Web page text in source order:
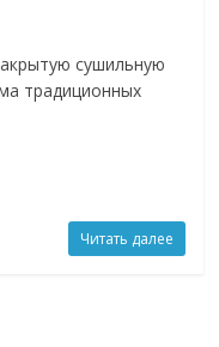
сушильную
традиционных
Читать далее